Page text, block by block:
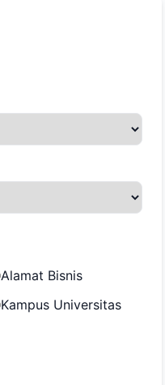
Alamat Bisnis
Kampus Universitas